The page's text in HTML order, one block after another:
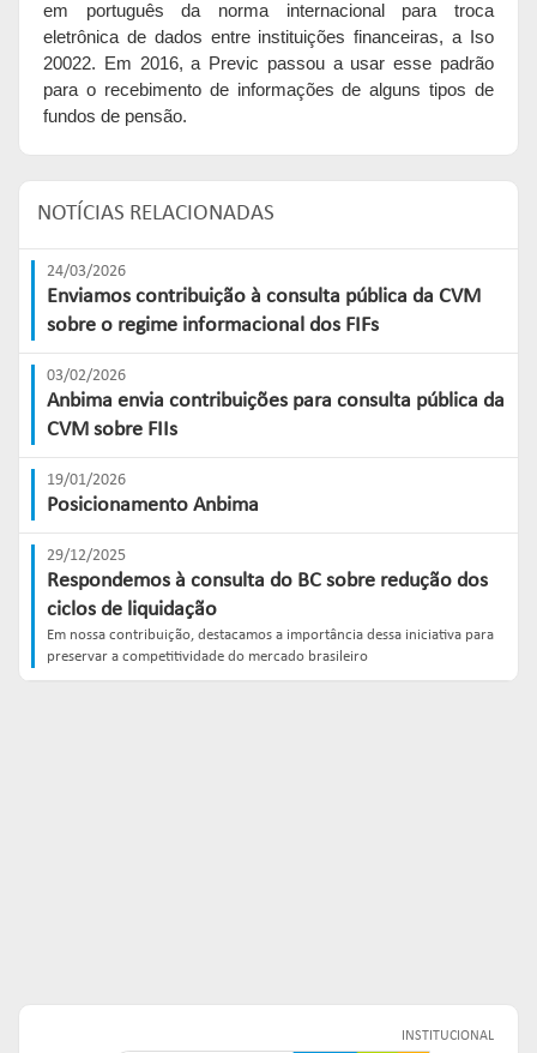
em português da norma internacional para troca
eletrônica de dados entre instituições financeiras, a Iso
20022. Em 2016, a Previc passou a usar esse padrão
para o recebimento de informações de alguns tipos de
fundos de pensão.
NOTÍCIAS RELACIONADAS
24/03/2026
Enviamos contribuição à consulta pública da CVM
sobre o regime informacional dos FIFs
03/02/2026
Anbima envia contribuições para consulta pública da
CVM sobre FIIs
19/01/2026
Posicionamento Anbima
29/12/2025
Respondemos à consulta do BC sobre redução dos
ciclos de liquidação
Em nossa contribuição, destacamos a importância dessa iniciativa para
preservar a competitividade do mercado brasileiro
INSTITUCIONAL